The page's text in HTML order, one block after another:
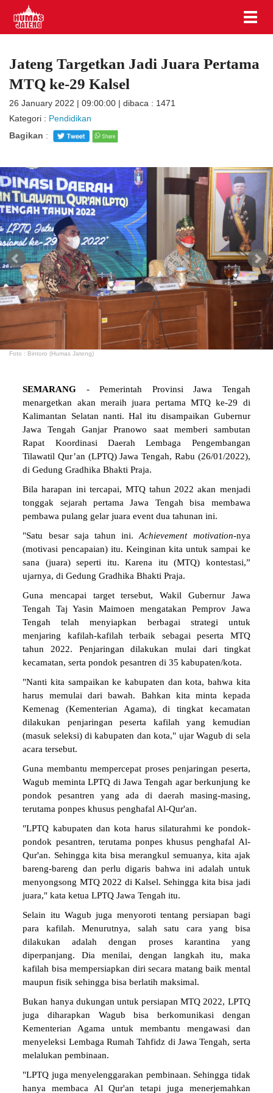
Jateng Targetkan Jadi Juara Pertama
MTQ ke-29 Kalsel
26 January 2022 | 09:00:00 | dibaca : 1471
Kategori : Pendidikan
Bagikan :
Foto : Bintoro (Humas Jateng)
SEMARANG - Pemerintah Provinsi Jawa Tengah
menargetkan akan meraih juara pertama MTQ ke-29 di
Kalimantan Selatan nanti. Hal itu disampaikan Gubernur
Jawa Tengah Ganjar Pranowo saat memberi sambutan
Rapat Koordinasi Daerah Lembaga Pengembangan
Tilawatil Qur’an (LPTQ) Jawa Tengah, Rabu (26/01/2022),
di Gedung Gradhika Bhakti Praja.
Bila harapan ini tercapai, MTQ tahun 2022 akan menjadi
tonggak sejarah pertama Jawa Tengah bisa membawa
pembawa pulang gelar juara event dua tahunan ini.
"Satu besar saja tahun ini.Achievement motivation-nya
(motivasi pencapaian) itu. Keinginan kita untuk sampai ke
sana (juara) seperti itu. Karena itu (MTQ) kontestasi,”
ujarnya, di Gedung Gradhika Bhakti Praja.
Guna mencapai target tersebut, Wakil Gubernur Jawa
Tengah Taj Yasin Maimoen mengatakan Pemprov Jawa
Tengah telah menyiapkan berbagai strategi untuk
menjaring kafilah-kafilah terbaik sebagai peserta MTQ
tahun 2022. Penjaringan dilakukan mulai dari tingkat
kecamatan, serta pondok pesantren di 35 kabupaten/kota.
"Nanti kita sampaikan ke kabupaten dan kota, bahwa kita
harus memulai dari bawah. Bahkan kita minta kepada
Kemenag (Kementerian Agama), di tingkat kecamatan
dilakukan penjaringan peserta kafilah yang kemudian
(masuk seleksi) di kabupaten dan kota," ujar Wagub di sela
acara tersebut.
Guna membantu mempercepat proses penjaringan peserta,
Wagub meminta LPTQ di Jawa Tengah agar berkunjung ke
pondok pesantren yang ada di daerah masing-masing,
terutama ponpes khusus penghafal Al-Qur'an.
"LPTQ kabupaten dan kota harus silaturahmi ke pondok-
pondok pesantren, terutama ponpes khusus penghafal Al-
Qur'an. Sehingga kita bisa merangkul semuanya, kita ajak
bareng-bareng dan perlu digaris bahwa ini adalah untuk
menyongsong MTQ 2022 di Kalsel. Sehingga kita bisa jadi
juara," kata ketua LPTQ Jawa Tengah itu.
Selain itu Wagub juga menyoroti tentang persiapan bagi
para kafilah. Menurutnya, salah satu cara yang bisa
dilakukan adalah dengan proses karantina yang
diperpanjang. Dia menilai, dengan langkah itu, maka
kafilah bisa mempersiapkan diri secara matang baik mental
maupun fisik sehingga bisa berlatih maksimal.
Bukan hanya dukungan untuk persiapan MTQ 2022, LPTQ
juga diharapkan Wagub bisa berkomunikasi dengan
Kementerian Agama untuk membantu mengawasi dan
menyeleksi Lembaga Rumah Tahfidz di Jawa Tengah, serta
melalukan pembinaan.
"LPTQ juga menyelenggarakan pembinaan. Sehingga tidak
hanya membaca Al Qur'an tetapi juga menerjemahkan